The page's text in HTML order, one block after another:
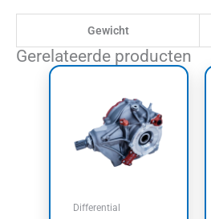
Gewicht
Gerelateerde producten
Differential